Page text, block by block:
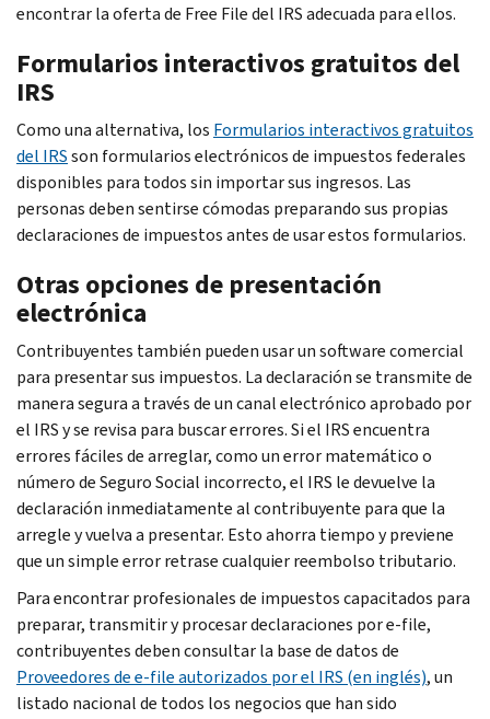
encontrar la oferta de Free Filedel IRS adecuada para ellos.
Formularios interactivos gratuitos del
IRS
Como una alternativa, los Formularios interactivos gratuitos
del IRSson formularios electrónicos de impuestos federales
disponibles para todos sin importar sus ingresos. Las
personas deben sentirse cómodas preparando sus propias
declaraciones de impuestos antes de usar estos formularios.
Otras opciones de presentación
electrónica
Contribuyentes también pueden usar un software comercial
para presentar sus impuestos. La declaración se transmite de
manera segura a través de un canal electrónico aprobado por
el IRS y se revisa para buscar errores. Si el IRS encuentra
errores fáciles de arreglar, como un error matemático o
número de Seguro Social incorrecto, el IRS le devuelve la
declaración inmediatamente al contribuyente para que la
arregle y vuelva a presentar. Esto ahorra tiempo y previene
que un simple error retrase cualquier reembolso tributario.
Para encontrar profesionales de impuestos capacitados para
preparar, transmitir y procesar declaraciones por e-file,
contribuyentes deben consultar la base de datos de
Proveedores de e-file autorizados por el IRS (en inglés), un
listado nacional de todos los negocios que han sido